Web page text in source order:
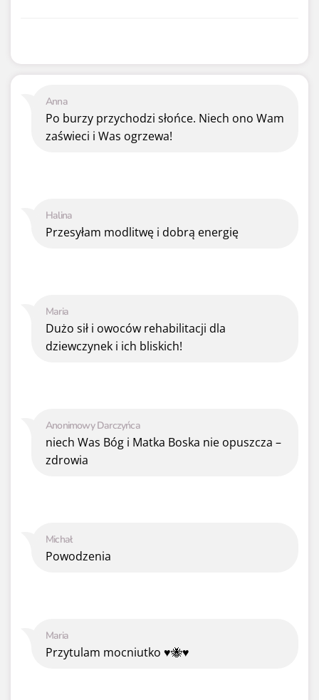
Maria
Przytulam mocniutko ♥️🐝♥️
Michał
Powodzenia
Anonimowy Darczyńca
niech Was Bóg i Matka Boska nie opuszcza –
zdrowia
Maria
Dużo sił i owoców rehabilitacji dla
dziewczynek i ich bliskich!
Halina
Przesyłam modlitwę i dobrą energię
Anna
Po burzy przychodzi słońce. Niech ono Wam
zaświeci i Was ogrzewa!